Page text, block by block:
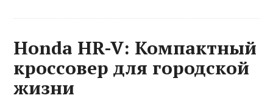
Honda HR-V: Компактный
кроссовер для городской
жизни